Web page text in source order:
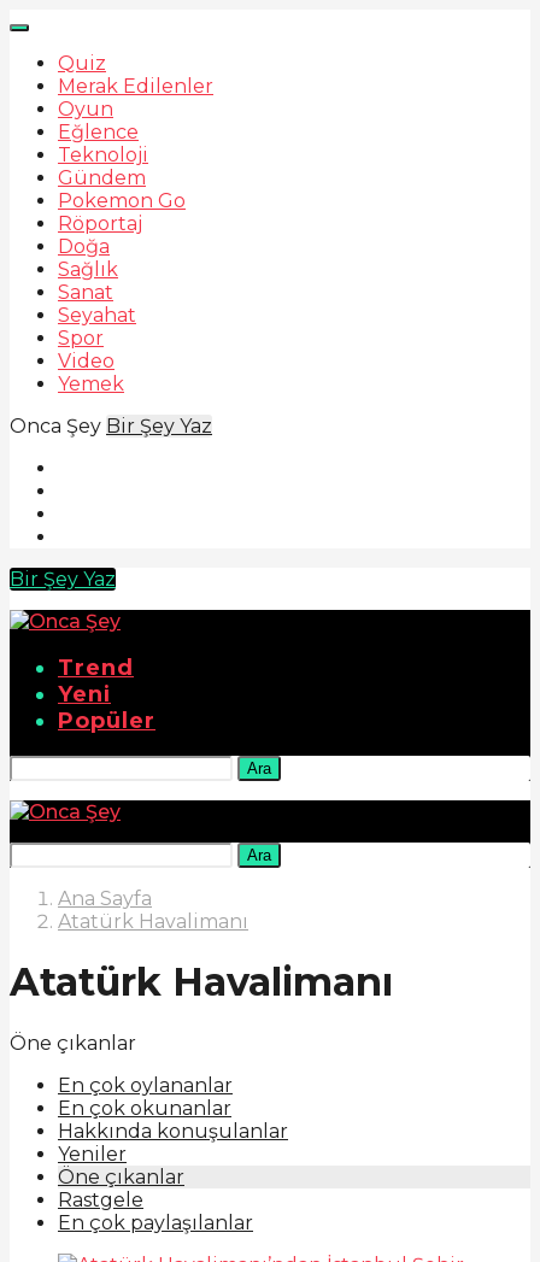
Quiz
Merak Edilenler
Oyun
Eğlence
Teknoloji
Gündem
Pokemon Go
Röportaj
Doğa
Sağlık
Sanat
Seyahat
Spor
Video
Yemek
Onca Şey Bir Şey Yaz
Bir Şey Yaz
Trend
Yeni
Popüler
Ara
Ara
Ana Sayfa
Atatürk Havalimanı
Atatürk Havalimanı
Öne çıkanlar
En çok oylananlar
En çok okunanlar
Hakkında konuşulanlar
Yeniler
Öne çıkanlar
Rastgele
En çok paylaşılanlar